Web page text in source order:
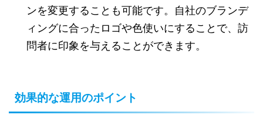
ンを変更することも可能です。自社のブランデ
ィングに合ったロゴや色使いにすることで、訪
問者に印象を与えることができます。
効果的な運用のポイント